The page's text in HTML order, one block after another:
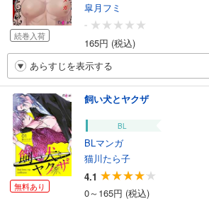
続巻入荷
皐月フミ
-
165円 (税込)
あらすじを表示する
無料あり
飼い犬とヤクザ
BL
BLマンガ
猫川たら子
4.1
0～165円 (税込)